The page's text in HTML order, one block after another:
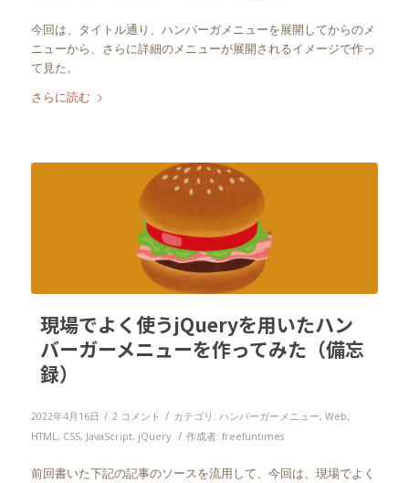
今回は、タイトル通り、ハンバーガメニューを展開してからのメ
ニューから、さらに詳細のメニューが展開されるイメージで作っ
て見た。
さらに読む
現場でよく使うjQueryを用いたハン
バーガーメニューを作ってみた（備忘
録）
2022年4月16日 / 2 コメント / カテゴリ: ハンバーガーメニュー, Web,
HTML, CSS, JavaScript, jQuery / 作成者: freefuntimes
前回書いた下記の記事のソースを流用して、今回は、現場でよく